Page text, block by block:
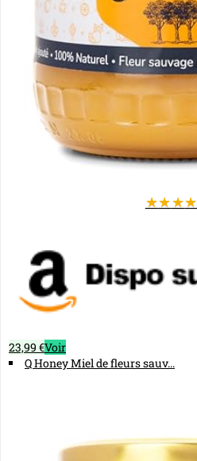
★★★★
23,99 €Voir
Q Honey Miel de fleurs sauv...